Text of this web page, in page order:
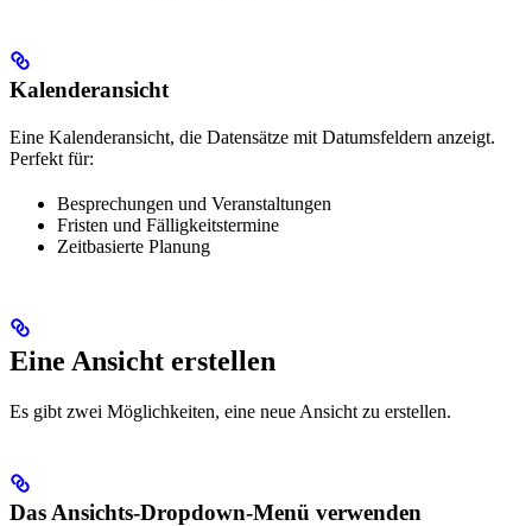
Kalenderansicht
Eine Kalenderansicht, die Datensätze mit Datumsfeldern anzeigt.
Perfekt für:
Besprechungen und Veranstaltungen
Fristen und Fälligkeitstermine
Zeitbasierte Planung
Eine Ansicht erstellen
Es gibt zwei Möglichkeiten, eine neue Ansicht zu erstellen.
Das Ansichts-Dropdown-Menü verwenden